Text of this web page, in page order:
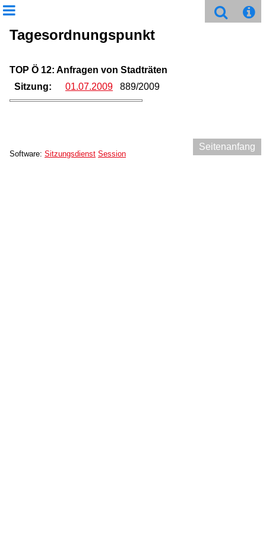
Tagesordnungspunkt
TOP Ö 12: Anfragen von Stadträten
Sitzung:
01.07.2009 889/2009
Seitenanfang
Software: Sitzungsdienst Session